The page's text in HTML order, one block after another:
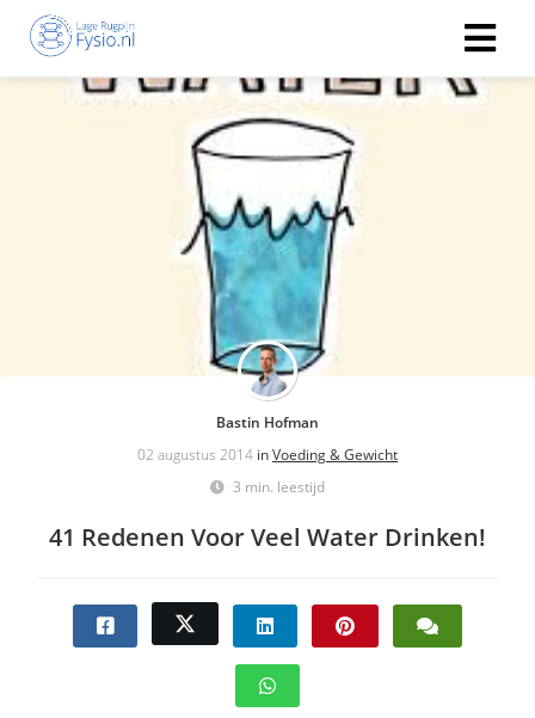
Bastin Hofman
02 augustus 2014 inVoeding & Gewicht
3 min. leestijd
41 Redenen Voor Veel Water Drinken!